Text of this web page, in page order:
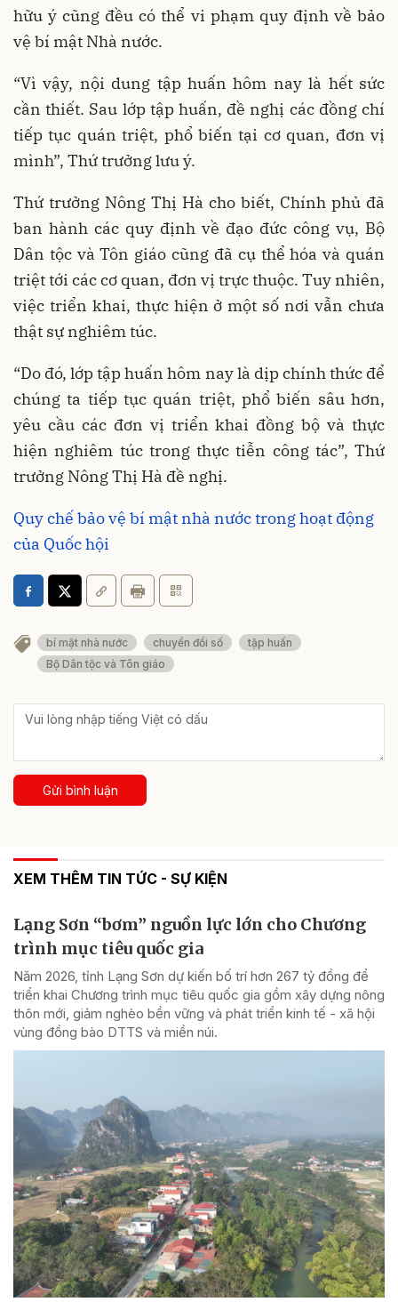
hữu ý cũng đều có thể vi phạm quy định về bảo
vệ bí mật Nhà nước.
“Vì vậy, nội dung tập huấn hôm nay là hết sức
cần thiết. Sau lớp tập huấn, đề nghị các đồng chí
tiếp tục quán triệt, phổ biến tại cơ quan, đơn vị
mình”, Thứ trưởng lưu ý.
Thứ trưởng Nông Thị Hà cho biết, Chính phủ đã
ban hành các quy định về đạo đức công vụ, Bộ
Dân tộc và Tôn giáo cũng đã cụ thể hóa và quán
triệt tới các cơ quan, đơn vị trực thuộc. Tuy nhiên,
việc triển khai, thực hiện ở một số nơi vẫn chưa
thật sự nghiêm túc.
“Do đó, lớp tập huấn hôm nay là dịp chính thức để
chúng ta tiếp tục quán triệt, phổ biến sâu hơn,
yêu cầu các đơn vị triển khai đồng bộ và thực
hiện nghiêm túc trong thực tiễn công tác”, Thứ
trưởng Nông Thị Hà đề nghị.
Quy chế bảo vệ bí mật nhà nước trong hoạt động
của Quốc hội
bí mật nhà nước chuyển đổi số
tập huấn
Bộ Dân tộc và Tôn giáo
Gửi bình luận
XEM THÊM TIN TỨC - SỰ KIỆN
Lạng Sơn “bơm” nguồn lực lớn cho Chương
trình mục tiêu quốc gia
Năm 2026, tỉnh Lạng Sơn dự kiến bố trí hơn 267 tỷ đồng để
triển khai Chương trình mục tiêu quốc gia gồm xây dựng nông
thôn mới, giảm nghèo bền vững và phát triển kinh tế - xã hội
vùng đồng bào DTTS và miền núi.